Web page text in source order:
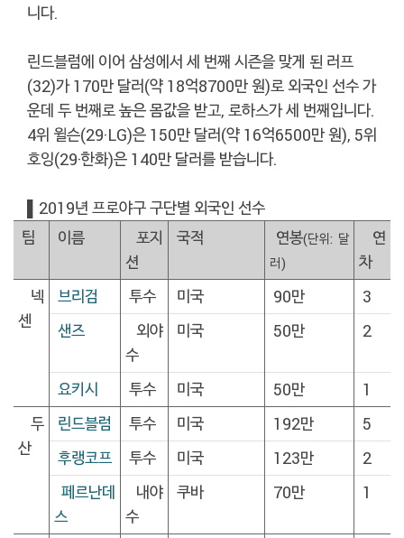
니다.
린드블럼에 이어 삼성에서 세 번째 시즌을 맞게 된 러프
(32)가 170만 달러(약 18억8700만 원)로 외국인 선수 가
운데 두 번째로 높은 몸값을 받고, 로하스가 세 번째입니다.
4위 윌슨(29·LG)은 150만 달러(약 16억6500만 원), 5위
호잉(29·한화)은 140만 달러를 받습니다.
▌2019년 프로야구 구단별 외국인 선수
팀
이름
포지
션
국적 연봉(단위: 달
러)
연
차
넥
센
브리검 투수 미국 90만
3
샌즈
외야
수
미국 50만 2
요키시 투수 미국 50만
1
두
산
린드블럼 투수 미국 192만
5
후랭코프
투수 미국 123만
2
페르난데
스
내야
수
쿠바 70만 1